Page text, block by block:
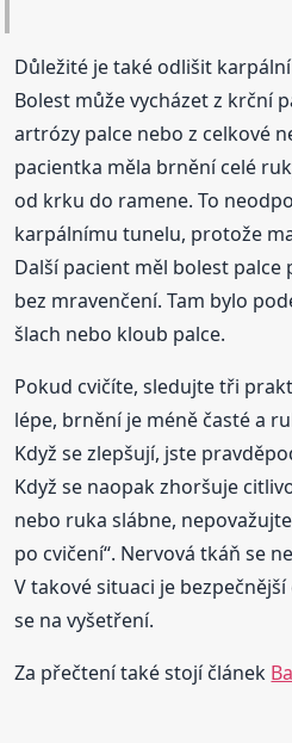
Důležité je také odlišit
Bolest může vycházet z krční
artrózy palce nebo z celkové
pacientka měla brnění celé
od krku do ramene. To
karpálnímu tunelu, protože
Další pacient měl bolest palce
bez mravenčení. Tam bylo
šlach nebo kloub palce.
Pokud cvičíte, sledujte tři
lépe, brnění je méně časté a
Když se zlepšují, jste
Když se naopak zhoršuje
nebo ruka slábne,
po cvičení“. Nervová tkáň se
V takové situaci je
se na vyšetření.
Za přečtení také stojí článek